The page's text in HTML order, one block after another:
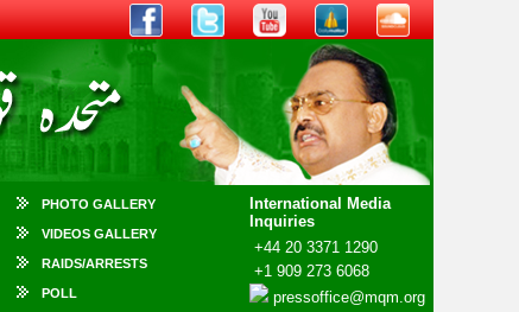
PHOTO GALLERY
International Media
Inquiries
+44 20 3371 1290
+1 909 273 6068
pressoffice@mqm.org
VIDEOS GALLERY
RAIDS/ARRESTS
POLL